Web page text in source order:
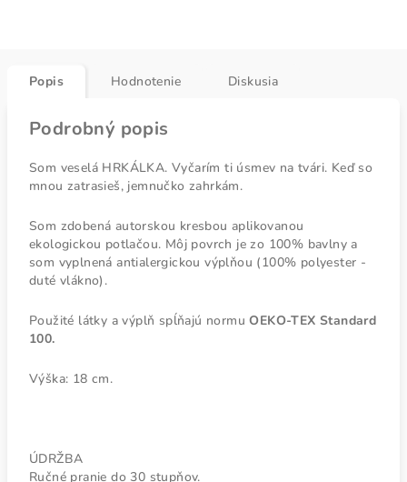
Popis Hodnotenie Diskusia
Podrobný popis
Som veselá HRKÁLKA. Vyčarím ti úsmev na tvári. Keď so
mnou zatrasieš, jemnučko zahrkám.
Som zdobená autorskou kresbou aplikovanou
ekologickou potlačou. Môj povrch je zo 100% bavlny a
som vyplnená antialergickou výplňou (100% polyester -
duté vlákno).
Použité látky a výplň spĺňajú normuOEKO-TEX Standard
100.
Výška: 18 cm.
ÚDRŽBA
Ručné pranie do 30 stupňov.